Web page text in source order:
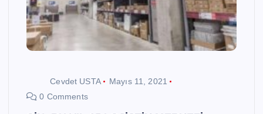
Cevdet USTA
Mayıs 11, 2021
0 Comments